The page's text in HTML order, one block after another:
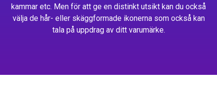
kammar etc. Men för att ge en distinkt utsikt kan du också
välja de hår- eller skäggformade ikonerna som också kan
tala på uppdrag av ditt varumärke.